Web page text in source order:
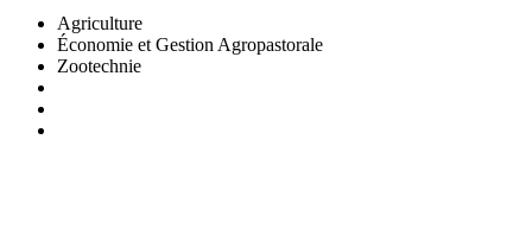
Agriculture
Économie et Gestion Agropastorale
Zootechnie